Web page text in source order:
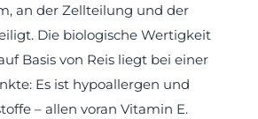
an der Zellteilung und der
Die biologische Wertigkeit
Basis von Reis liegt bei einer
Es ist hypoallergen und
– allen voran Vitamin E.